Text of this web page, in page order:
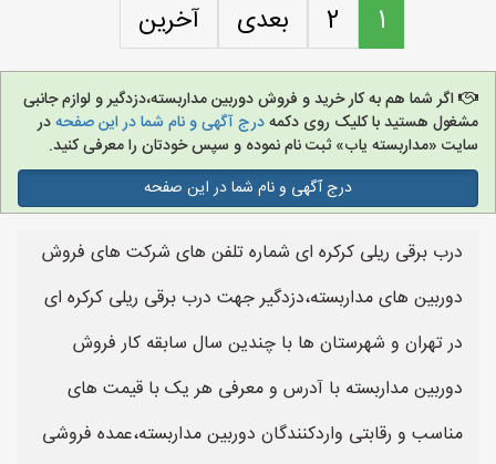
1
2 بعدی آخرین
اگر شما هم به کار خرید و فروش دوربین مداربسته،دزدگیر و لوازم جانبی
مشغول هستید با کلیک روی دکمهدرج آگهی و نام شما در این صفحهدر
سایت «مداربسته یاب» ثبت نام نموده و سپس خودتان را معرفی کنید.
درج آگهی و نام شما در این صفحه
درب برقی ریلی کرکره ای شماره تلفن های شرکت های فروش
دوربین های مداربسته،دزدگیر جهت درب برقی ریلی کرکره ای
در تهران و شهرستان ها با چندین سال سابقه کار فروش
دوربین مداربسته با آدرس و معرفی هر یک با قیمت های
مناسب و رقابتی واردکنندگان دوربین مداربسته،عمده فروشی